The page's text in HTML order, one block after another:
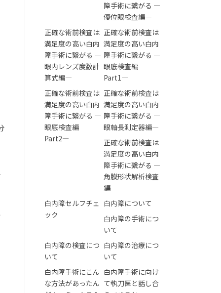
障手術に繋がる ―
優位眼検査編―
正確な術前検査は
満足度の高い白内
障手術に繋がる ―
眼内レンズ度数計
算式編―
正確な術前検査は
満足度の高い白内
障手術に繋がる ―
眼底検査編
Part1―
正確な術前検査は
満足度の高い白内
障手術に繋がる ―
眼底検査編
Part2―
正確な術前検査は
満足度の高い白内
障手術に繋がる ―
眼軸長測定器編―
正確な術前検査は
満足度の高い白内
障手術に繋がる ―
角膜形状解析検査
編―
白内障セルフチェ
ック
白内障について
白内障の手術につ
いて
白内障の検査につ
いて
白内障の治療につ
いて
白内障手術にこん
な方法があったん
白内障手術に向け
て執刀医と話し合